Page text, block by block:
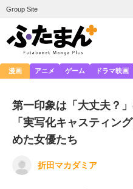
Group Site
漫画 アニメ ゲーム ドラマ映画
第一印象は「大丈夫？
「実写化キャスティン
めた女優たち
折田マカダミア